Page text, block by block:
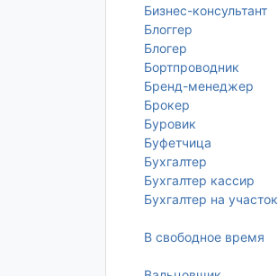
Бизнес-консультант
Блоггер
Блогер
Бортпроводник
Бренд-менеджер
Брокер
Буровик
Буфетчица
Бухгалтер
Бухгалтер кассир
Бухгалтер на участок
В свободное время